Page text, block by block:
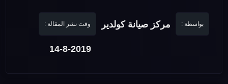
بواسطة : مركز صيانة كولدير وقت نشر المقالة :
14-8-2019